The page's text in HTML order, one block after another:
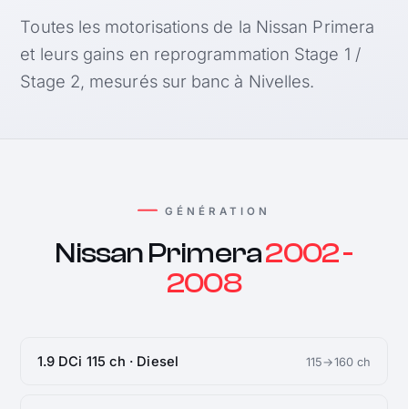
Toutes les motorisations de la Nissan Primera
et leurs gains en reprogrammation Stage 1 /
Stage 2, mesurés sur banc à Nivelles.
GÉNÉRATION
Nissan Primera2002 -
2008
1.9 DCi 115 ch · Diesel 115→160 ch